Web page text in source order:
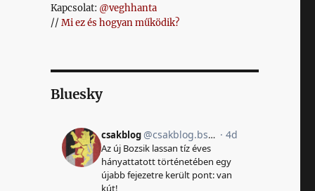
Kapcsolat: @veghhanta
// Mi ez és hogyan működik?
Bluesky